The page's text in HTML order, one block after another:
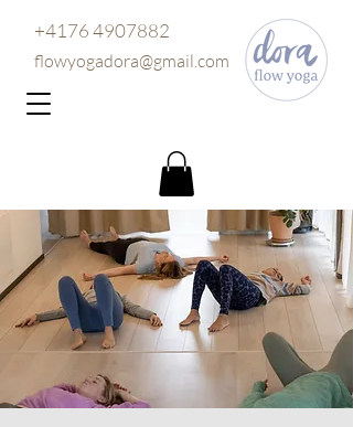
flowyogadora@gmail.com
+4176 4907882